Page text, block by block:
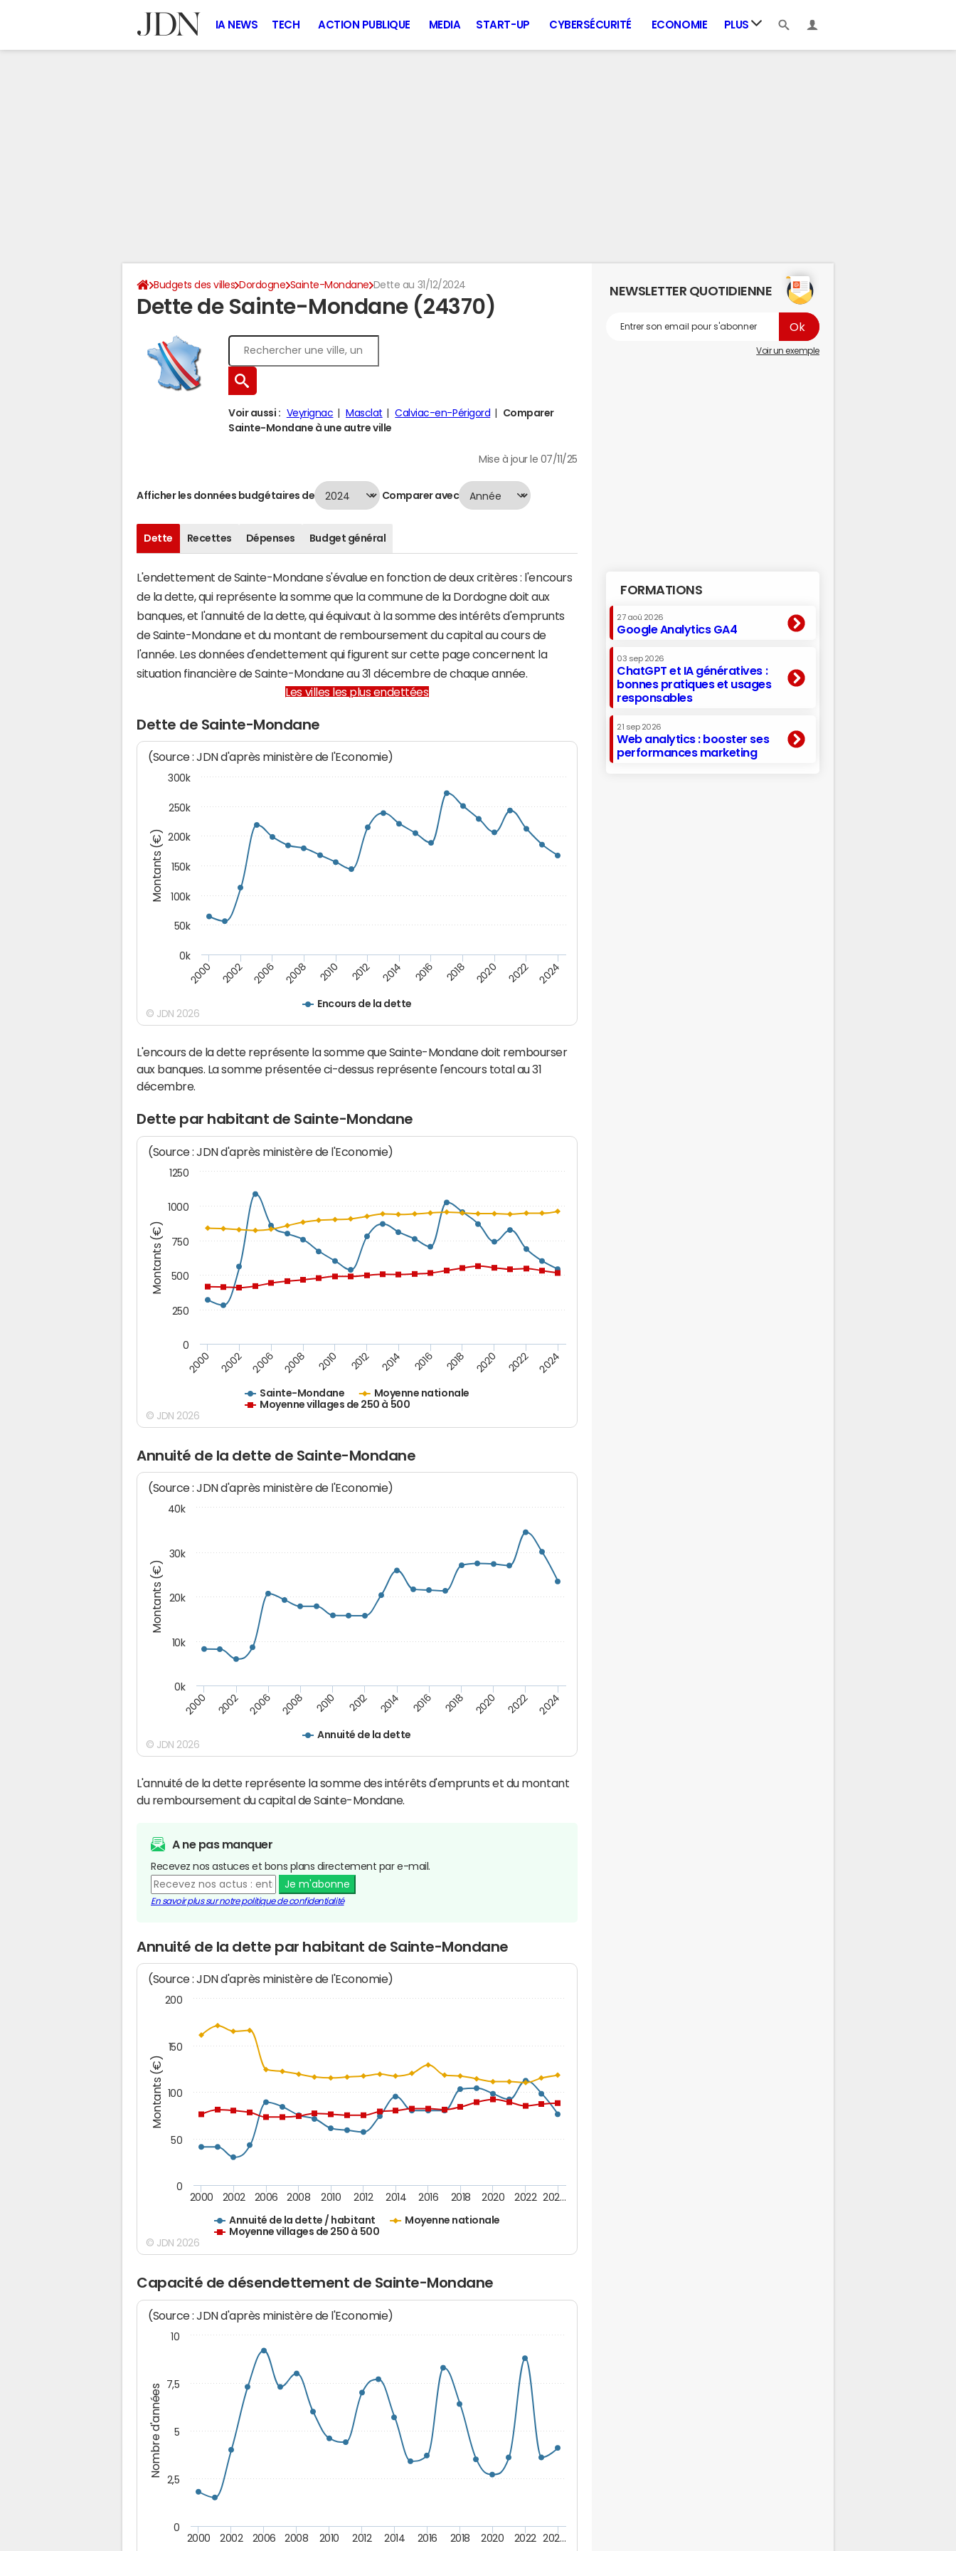
IA NEWS TECH ACTION PUBLIQUE MEDIA START-UP CYBERSÉCURITÉ ECONOMIE PLUS
Budgets des villes Dordogne Sainte-Mondane Dette au 31/12/2024
Dette de Sainte-Mondane (24370)
Voir aussi : Veyrignac Masclat Calviac-en-Périgord
Comparer
Sainte-Mondane à une autre ville
Mise à jour le 07/11/25
Afficher les données budgétaires de Comparer avec
Dette Recettes Dépenses Budget général
L'endettement de Sainte-Mondane s'évalue en fonction de deux critères : l'encours
de la dette, qui représente la somme que la commune de la Dordogne doit aux
banques, et l'annuité de la dette, qui équivaut à la somme des intérêts d'emprunts
de Sainte-Mondane et du montant de remboursement du capital au cours de
l'année. Les données d'endettement qui figurent sur cette page concernent la
situation financière de Sainte-Mondane au 31 décembre de chaque année.
Les villes les plus endettées
Dette de Sainte-Mondane
Montants (€)
(Source : JDN d'après ministère de l'Economie)
Encours de la dette
2000 2002 2006 2008 2010 2012 2014 2016 2018 2020 2022 2024
0k
50k
100k
150k
200k
250k
300k
© JDN 2026
L'encours de la dette représente la somme que Sainte-Mondane doit rembourser
aux banques. La somme présentée ci-dessus représente l'encours total au 31
décembre.
Dette par habitant de Sainte-Mondane
Montants (€)
(Source : JDN d'après ministère de l'Economie)
Sainte-Mondane
Moyenne nationale
Moyenne villages de 250 à 500
2000 2002 2006 2008 2010 2012 2014 2016 2018 2020 2022 2024
0
250
500
750
1000
1250
© JDN 2026
Annuité de la dette de Sainte-Mondane
Montants (€)
(Source : JDN d'après ministère de l'Economie)
Annuité de la dette
2000 2002 2006 2008 2010 2012 2014 2016 2018 2020 2022 2024
0k
10k
20k
30k
40k
© JDN 2026
L'annuité de la dette représente la somme des intérêts d'emprunts et du montant
du remboursement du capital de Sainte-Mondane.
A ne pas manquer
Recevez nos astuces et bons plans directement par e-mail.
Je m'abonne
En savoir plus sur notre politique de confidentialité
Annuité de la dette par habitant de Sainte-Mondane
Montants (€)
(Source : JDN d'après ministère de l'Economie)
Annuité de la dette / habitant
Moyenne nationale
Moyenne villages de 250 à 500
2000 2002 2006 2008 2010 2012 2014 2016 2018 2020 2022 202…
0
50
100
150
200
© JDN 2026
Capacité de désendettement de Sainte-Mondane
Nombre d'années
(Source : JDN d'après ministère de l'Economie)
2000 2002 2006 2008 2010 2012 2014 2016 2018 2020 2022 202…
0
2,5
5
7,5
10
NEWSLETTER QUOTIDIENNE
Voir un exemple
FORMATIONS
27 aoû 2026
Google Analytics GA4
03 sep 2026
ChatGPT et IA génératives :
bonnes pratiques et usages
responsables
21 sep 2026
Web analytics : booster ses
performances marketing